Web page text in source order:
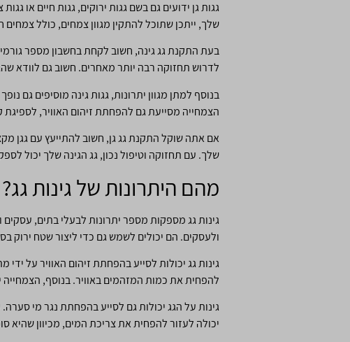
גגות גן ידועים גם בשם גגות ירוקים, גגות חיים או
שלך, ייתכן שתוכל להתקין מגוון צמחים, כולל
בעת התקנת גג גינה, חשוב לקחת בחשבון מספר
לדרוש תחזוקה רבה יותר מאחרים. חשוב גם לוודא
בנוסף למתן מגוון יתרונות, גגות גינה מוסיפים
הצמחייה מסייעת גם להפחתת זיהום האוויר, לספיגת
אם אתה שוקל התקנת גג גן, חשוב להתייעץ עם גגן
שלך. עם תחזוקה וטיפול נכון, גג הגינה שלך יכול
מהם היתרונות של גינות גג?
גינות גג מספקות מספר יתרונות לבעלי בתים,
ולעסקים. הם יכולים לשמש גם כדי ליצור שטח ירוק
גינות גג יכולות לסייע בהפחתת זיהום האוויר על
להפחית את כמות המזהמים באוויר. בנוסף, הצמחייה
גינות על הגג יכולות גם לסייע בהפחתת נגר מי
יכולה לעזור להפחית את צריכת המים, מכיוון שהיא